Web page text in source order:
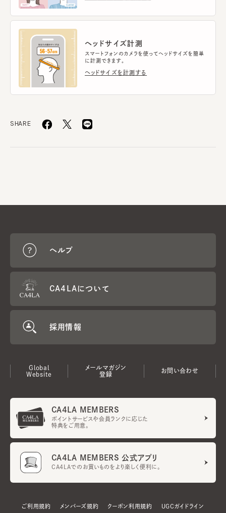
ヘッドサイズ計測
スマートフォンのカメラを使ってヘッドサイズを簡単
に計測できます。
ヘッドサイズを計測する
SHARE
ヘルプ
CA4LAについて
採用情報
Global
Website
メールマガジン
登録
お問い合わせ
CA4LA MEMBERS
ポイントサービスや会員ランクに応じた
特典をご用意。
CA4LA MEMBERS 公式アプリ
CA4LAでのお買いものをより楽しく便利に。
ご利用規約 メンバーズ規約 クーポン利用規約 UGCガイドライン